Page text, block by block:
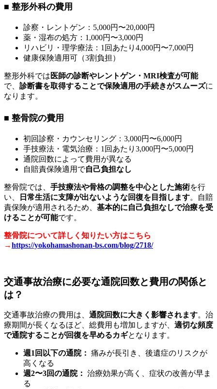
■ 整形外科の費用
診察・レントゲン：5,000円〜20,000円
薬・湿布の処方：1,000円〜3,000円
リハビリ・理学療法：1回あたり4,000円〜7,000円
健康保険適用可（3割負担）
整形外科では 医師の診断やレントゲン・MRI検査が可能
で、 診断書を取得することで保険適用の手続きがスムーズに
なります。
■ 整骨院の費用
初回診察・カウンセリング：3,000円〜6,000円
手技療法・電気治療：1回あたり3,000円〜5,000円
通院回数によって費用が異なる
自賠責保険適用で自己負担なし
整骨院では、 手技療法や骨格の調整を中心とした施術を行
い、
日常生活に支障が出ないような回復を目指します。自賠
責保険が適用されるため、 基本的に自己負担なしで治療を受
けることが可能です。
整骨院について詳しく知りたい方はこちら
→https://yokohamashonan-bs.com/blog/2718/
交通事故治療に必要な通院回数と費用の関係と
は？
交通事故治療の費用は、 通院回数に大きく影響されます。治
療期間が長くなるほど、総費用も増加しますが、 適切な頻度
で通院することが回復を早めるカギとなります。
週1回以下の通院： 痛みが長引き、後遺症のリスクが
高くなる
週2〜3回の通院： 治療効果が高く、症状の改善が早ま
る